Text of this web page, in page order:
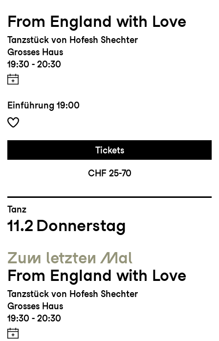
From England with Love
Tanzstück von Hofesh Shechter
Grosses Haus
19:30 - 20:30
Einführung 19:00
Tickets
CHF 25-70
Tanz
11.2 Donnerstag
Zum letzten Mal
From England with Love
Tanzstück von Hofesh Shechter
Grosses Haus
19:30 - 20:30